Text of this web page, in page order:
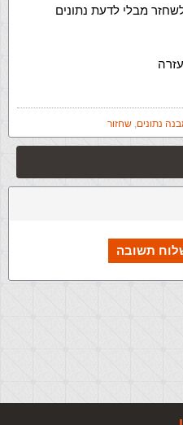
מבלי לדעת נתונים
נתונים, שחזור
תשובה